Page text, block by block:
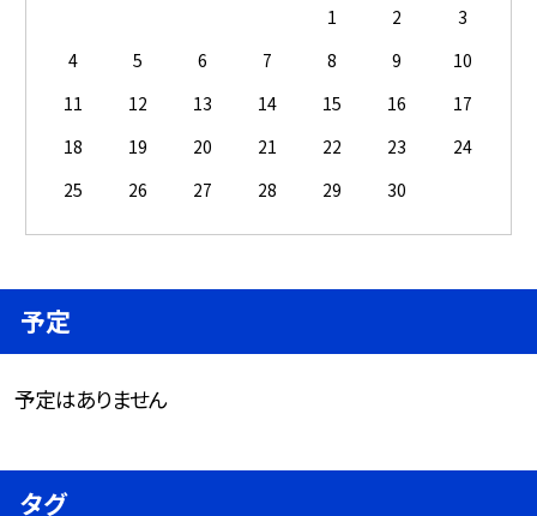
1 2
3
4
5 6 7 8 9
10
11
12 13 14 15 16
17
18
19 20 21 22 23
24
25
26 27 28 29 30
予定
予定はありません
タグ